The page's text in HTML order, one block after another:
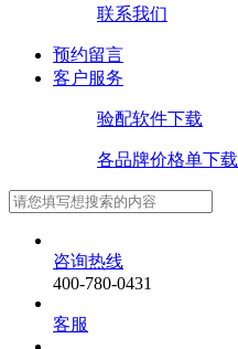
联系我们
预约留言
客户服务
验配软件下载
各品牌价格单下载
咨询热线
400-780-0431
客服